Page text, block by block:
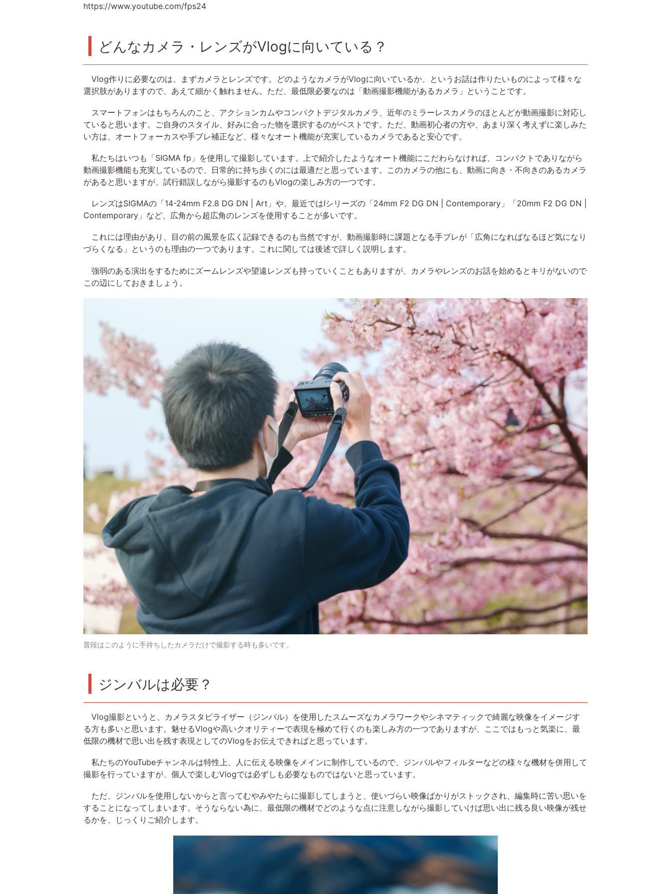
https://www.youtube.com/fps24
どんなカメラ・レンズがVlogに向いている？
Vlog作りに必要なのは、まずカメラとレンズです。どのようなカメラがVlogに向いているか、というお話は作りたいものによって様々な
選択肢がありますので、あえて細かく触れません。ただ、最低限必要なのは「動画撮影機能があるカメラ」ということです。
スマートフォンはもちろんのこと、アクションカムやコンパクトデジタルカメラ、近年のミラーレスカメラのほとんどが動画撮影に対応し
ていると思います。ご自身のスタイル、好みに合った物を選択するのがベストです。ただ、動画初心者の方や、あまり深く考えずに楽しみた
い方は、オートフォーカスや手ブレ補正など、様々なオート機能が充実しているカメラであると安心です。
私たちはいつも「SIGMA fp」を使用して撮影しています。上で紹介したようなオート機能にこだわらなければ、コンパクトでありながら
動画撮影機能も充実しているので、日常的に持ち歩くのには最適だと思っています。このカメラの他にも、動画に向き・不向きのあるカメラ
があると思いますが、試行錯誤しながら撮影するのもVlogの楽しみ方の一つです。
レンズはSIGMAの「14-24mm F2.8 DG DN | Art」や、最近ではIシリーズの「24mm F2 DG DN | Contemporary」「20mm F2 DG DN |
Contemporary」など、広角から超広角のレンズを使用することが多いです。
これには理由があり、目の前の風景を広く記録できるのも当然ですが、動画撮影時に課題となる手ブレが「広角になればなるほど気になり
づらくなる」というのも理由の一つであります。これに関しては後述で詳しく説明します。
強弱のある演出をするためにズームレンズや望遠レンズも持っていくこともありますが、カメラやレンズのお話を始めるとキリがないので
この辺にしておきましょう。
普段はこのように手持ちしたカメラだけで撮影する時も多いです。
ジンバルは必要？
Vlog撮影というと、カメラスタビライザー（ジンバル）を使用したスムーズなカメラワークやシネマティックで綺麗な映像をイメージす
る方も多いと思います。魅せるVlogや高いクオリティーで表現を極めて行くのも楽しみ方の一つでありますが、ここではもっと気楽に、最
低限の機材で思い出を残す表現としてのVlogをお伝えできればと思っています。
私たちのYouTubeチャンネルは特性上、人に伝える映像をメインに制作しているので、ジンバルやフィルターなどの様々な機材を併用して
撮影を行っていますが、個人で楽しむVlogでは必ずしも必要なものではないと思っています。
ただ、ジンバルを使用しないからと言ってむやみやたらに撮影してしまうと、使いづらい映像ばかりがストックされ、編集時に苦い思いを
することになってしまいます。そうならない為に、最低限の機材でどのような点に注意しながら撮影していけば思い出に残る良い映像が残せ
るかを、じっくりご紹介します。